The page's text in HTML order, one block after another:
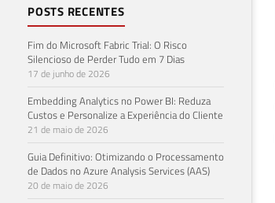
POSTS RECENTES
Fim do Microsoft Fabric Trial: O Risco
Silencioso de Perder Tudo em 7 Dias
17 de junho de 2026
Embedding Analytics no Power BI: Reduza
Custos e Personalize a Experiência do Cliente
21 de maio de 2026
Guia Definitivo: Otimizando o Processamento
de Dados no Azure Analysis Services (AAS)
20 de maio de 2026